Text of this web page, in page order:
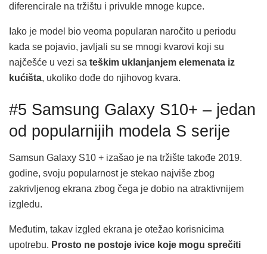
diferencirale na tržištu i privukle mnoge kupce.
Iako je model bio veoma popularan naročito u periodu
kada se pojavio, javljali su se mnogi kvarovi koji su
najčešće u vezi sa teškim uklanjanjem elemenata iz
kućišta, ukoliko dođe do njihovog kvara.
#5 Samsung Galaxy S10+ – jedan
od popularnijih modela S serije
Samsun Galaxy S10 + izašao je na tržište takođe 2019.
godine, svoju popularnost je stekao najviše zbog
zakrivljenog ekrana zbog čega je dobio na atraktivnijem
izgledu.
Međutim, takav izgled ekrana je otežao korisnicima
upotrebu. Prosto ne postoje ivice koje mogu sprečiti